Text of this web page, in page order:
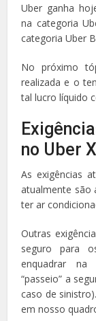
Uber ganha
na categoria
categoria Uber
No próximo
realizada e o
tal lucro líquido
no Uber X
As exigências
atualmente são
ter ar
Outras
seguro para
enquadrar
“passeio” a
caso de
em nosso